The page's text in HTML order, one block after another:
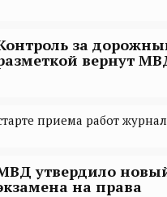
за
вернут
приема работ
утвердило
на права